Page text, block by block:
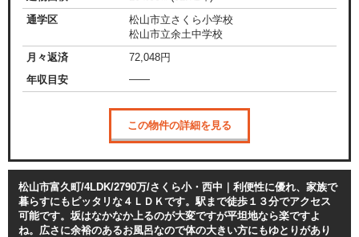
通学区
松山市立さくら小学校
松山市立余土中学校
月々返済
72,048円
年収目安
——
この物件の詳細を見る
松山市富久町/4LDK/2790万/さくら小・西中｜利便性に優れ、家族で
暮らすにもピッタリな４ＬＤＫです。駅まで徒歩１３分でアクセス
可能です。坂はなかなか上るのが大変ですが平坦地なら楽ですよ
ね。広さに余裕のあるお風呂なので体の大きい方にもゆとりがあり